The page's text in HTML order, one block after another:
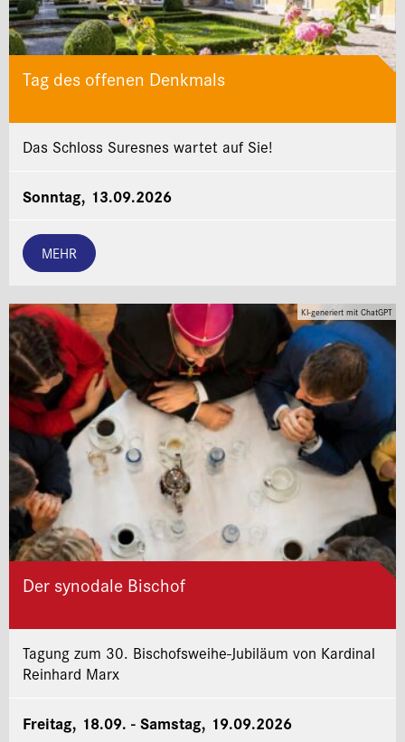
Tag des offenen Denkmals
Das Schloss Suresnes wartet auf Sie!
Sonntag, 13.09.2026
MEHR
KI-generiert mit ChatGPT
Der synodale Bischof
Tagung zum 30. Bischofsweihe-Jubiläum von Kardinal
Reinhard Marx
Freitag, 18.09. - Samstag, 19.09.2026